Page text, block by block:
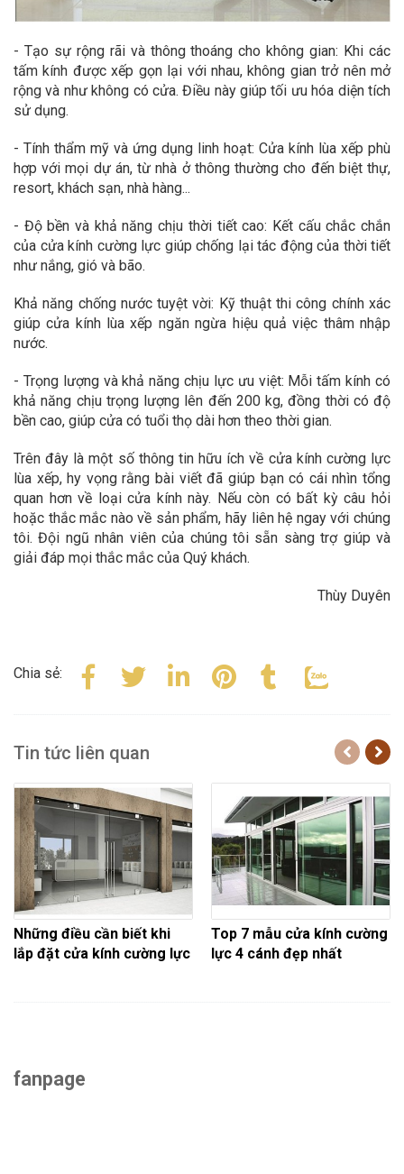
- Tạo sự rộng rãi và thông thoáng cho không gian: Khi các
tấm kính được xếp gọn lại với nhau, không gian trở nên mở
rộng và như không có cửa. Điều này giúp tối ưu hóa diện tích
sử dụng.
- Tính thẩm mỹ và ứng dụng linh hoạt: Cửa kính lùa xếp phù
hợp với mọi dự án, từ nhà ở thông thường cho đến biệt thự,
resort, khách sạn, nhà hàng...
- Độ bền và khả năng chịu thời tiết cao: Kết cấu chắc chắn
của cửa kính cường lực giúp chống lại tác động của thời tiết
như nắng, gió và bão.
Khả năng chống nước tuyệt vời: Kỹ thuật thi công chính xác
giúp cửa kính lùa xếp ngăn ngừa hiệu quả việc thâm nhập
nước.
- Trọng lượng và khả năng chịu lực ưu việt: Mỗi tấm kính có
khả năng chịu trọng lượng lên đến 200 kg, đồng thời có độ
bền cao, giúp cửa có tuổi thọ dài hơn theo thời gian.
Trên đây là một số thông tin hữu ích về cửa kính cường lực
lùa xếp, hy vọng rằng bài viết đã giúp bạn có cái nhìn tổng
quan hơn về loại cửa kính này. Nếu còn có bất kỳ câu hỏi
hoặc thắc mắc nào về sản phẩm, hãy liên hệ ngay với chúng
tôi. Đội ngũ nhân viên của chúng tôi sẵn sàng trợ giúp và
giải đáp mọi thắc mắc của Quý khách.
Thùy Duyên
Chia sẻ:
Tin tức liên quan
Những điều cần biết khi
lắp đặt cửa kính cường lực
Top 7 mẫu cửa kính cường
lực 4 cánh đẹp nhất
fanpage